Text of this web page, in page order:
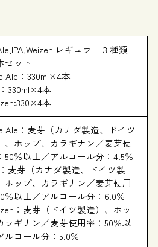
レギュラー３種類
セット
Ale：330ml×4本
：330ml×4本
本
Ale：麦芽（カナダ製造、ドイツ
、ホップ、カラギナン／麦芽使
50％以上／アルコール分：4.5％
：麦芽（カナダ製造、ドイツ製
ホップ、カラギナン／麦芽使用
％以上／アルコール分：6.0％
：麦芽（ドイツ製造）、ホッ
ラギナン／麦芽使用率：50％以
ルコール分：5.0％